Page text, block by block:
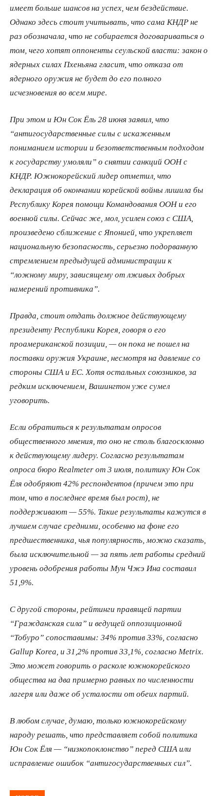
имеет больше шансов на успех, чем бездействие.
Однако здесь стоит учитывать, что сама КНДР не
раз обозначала, что не собирается договариваться о
том, чего хотят оппоненты сеульской власти: закон о
ядерных силах Пхеньяна гласит, что отказа от
ядерного оружия не будет до его полного
исчезновения во всем мире.
При этом и Юн Сок Ёль 28 июня заявил, что
“антигосударственные силы с искаженным
пониманием истории и безответственным подходом
к государству умоляли” о снятии санкций ООН с
КНДР. Южнокорейский лидер отметил, что
декларация об окончании корейской войны лишила бы
Республику Корея помощи Командования ООН и его
военной силы. Сейчас же, мол, усилен союз с США,
произведено сближение с Японией, что укрепляет
национальную безопасность, серьезно подорванную
стремлением предыдущей администрации к
“ложному миру, зависящему от лживых добрых
намерений противника”.
Правда, стоит отдать должное действующему
президенту Республики Корея, говоря о его
проамериканской позиции, — он пока не пошел на
поставки оружия Украине, несмотря на давление со
стороны США и ЕС. Хотя остальных союзников, за
редким исключением, Вашингтон уже сумел
уговорить.
Если обратиться к результатам опросов
общественного мнения, то оно не столь благосклонно
к действующему лидеру. Согласно результатам
опроса бюро Realmeter от 3 июля, политику Юн Сок
Ёля одобряют 42% респондентов (причем это при
том, что в последнее время был рост), не
поддерживают — 55%. Такие результаты кажутся в
лучшем случае средними, особенно на фоне его
предшественника, чья популярность, можно сказать,
была исключительной — за пять лет работы средний
уровень одобрения работы Мун Чжэ Ина составил
51,9%.
С другой стороны, рейтинги правящей партии
“Гражданская сила” и ведущей оппозиционной
“Тобуро” сопоставимы: 34% против 33%, согласно
Gallup Korea, и 31,2% против 33,1%, согласно Metrix.
Это может говорить о расколе южнокорейского
общества на два примерно равных по численности
лагеря или даже об усталости от обеих партий.
В любом случае, думаю, только южнокорейскому
народу решать, что представляет собой политика
Юн Сок Ёля — “низкопоклонство” перед США или
исправление ошибок “антигосударственных сил”.